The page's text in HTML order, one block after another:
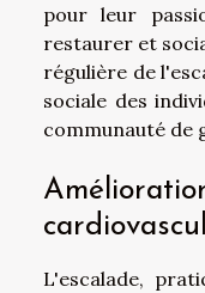
pour leur
restaurer et
régulière de
sociale des
communauté de
L'escalade,